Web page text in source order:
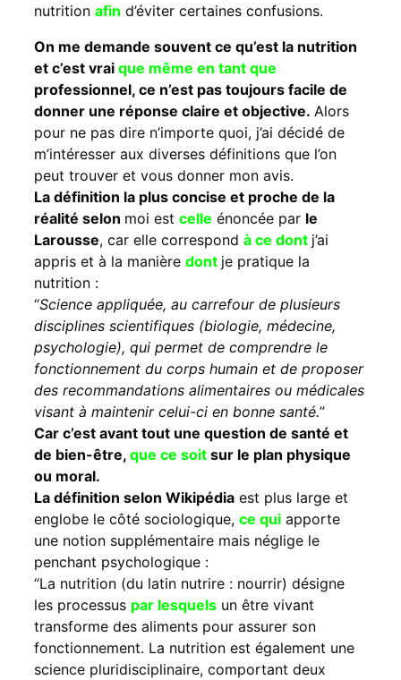
nutrition afin d’éviter certaines confusions.
On me demande souvent ce qu’est la nutrition
et c’est vrai que même en tant que
professionnel, ce n’est pas toujours facile de
donner une réponse claire et objective. Alors
pour ne pas dire n’importe quoi, j’ai décidé de
m’intéresser aux diverses définitions que l’on
peut trouver et vous donner mon avis.
La définition la plus concise et proche de la
réalité selon moi est celle énoncée par le
Larousse, car elle correspond à ce dont j’ai
appris et à la manière dont je pratique la
nutrition :
“Science appliquée, au carrefour de plusieurs
disciplines scientifiques (biologie, médecine,
psychologie), qui permet de comprendre le
fonctionnement du corps humain et de proposer
des recommandations alimentaires ou médicales
visant à maintenir celui-ci en bonne santé.”
Car c’est avant tout une question de santé et
de bien-être, que ce soit sur le plan physique
ou moral.
La définition selon Wikipédia est plus large et
englobe le côté sociologique, ce qui apporte
une notion supplémentaire mais néglige le
penchant psychologique :
“La nutrition (du latin nutrire : nourrir) désigne
les processus par lesquels un être vivant
transforme des aliments pour assurer son
fonctionnement. La nutrition est également une
science pluridisciplinaire, comportant deux